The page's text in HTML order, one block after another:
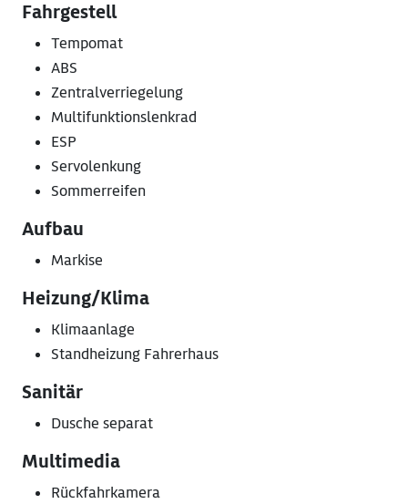
Fahrgestell
Tempomat
ABS
Zentralverriegelung
Multifunktionslenkrad
ESP
Servolenkung
Sommerreifen
Aufbau
Markise
Heizung/Klima
Klimaanlage
Standheizung Fahrerhaus
Sanitär
Dusche separat
Multimedia
Rückfahrkamera